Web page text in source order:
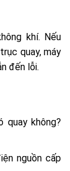
khí. Nếu
quay, máy
đến lỗi.
quay không?
nguồn cấp